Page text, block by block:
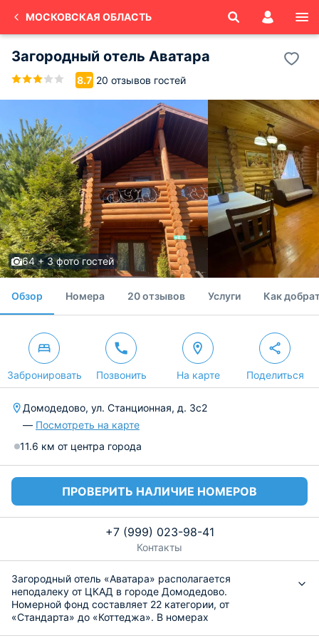
МОСКОВСКАЯ ОБЛАСТЬ
Загородный отель Аватара
8.7 20 отзывов гостей
64 + 3 фото гостей
Обзор Номера 20 отзывов Услуги Как
Забронировать Позвонить На карте Поделиться
Домодедово, ул. Станционная, д. 3с2
— Посмотреть на карте
11.6 км от центра города
ПРОВЕРИТЬ НАЛИЧИЕ НОМЕРОВ
+7 (999) 023-98-41
Контакты
Загородный отель «Аватара» располагается
неподалеку от ЦКАД в городе Домодедово.
Номерной фонд составляет 22 категории, от
«Стандарта» до «Коттеджа». В номерах